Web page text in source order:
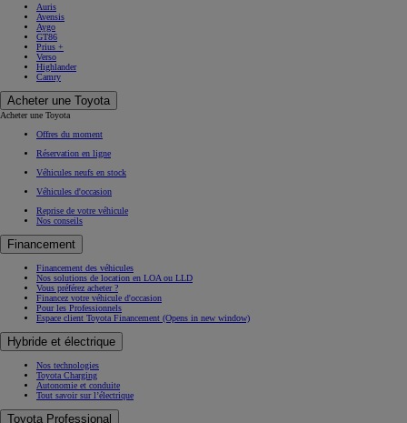
Auris
Avensis
Aygo
GT86
Prius +
Verso
Highlander
Camry
Acheter une Toyota
Acheter une Toyota
Offres du moment
Réservation en ligne
Véhicules neufs en stock
Véhicules d'occasion
Reprise de votre véhicule
Nos conseils
Financement
Financement des véhicules
Nos solutions de location en LOA ou LLD
Vous préférez acheter ?
Financez votre véhicule d'occasion
Pour les Professionnels
Espace client Toyota Financement (Opens in new window)
Hybride et électrique
Nos technologies
Toyota Charging
Autonomie et conduite
Tout savoir sur l’électrique
Toyota Professional